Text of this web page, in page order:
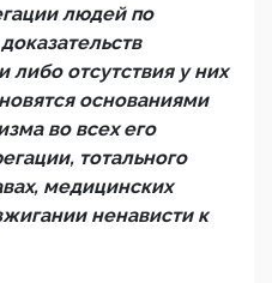
людей по
отсутствия у них
основаниями
во всех его
тотального
медицинских
ненависти к